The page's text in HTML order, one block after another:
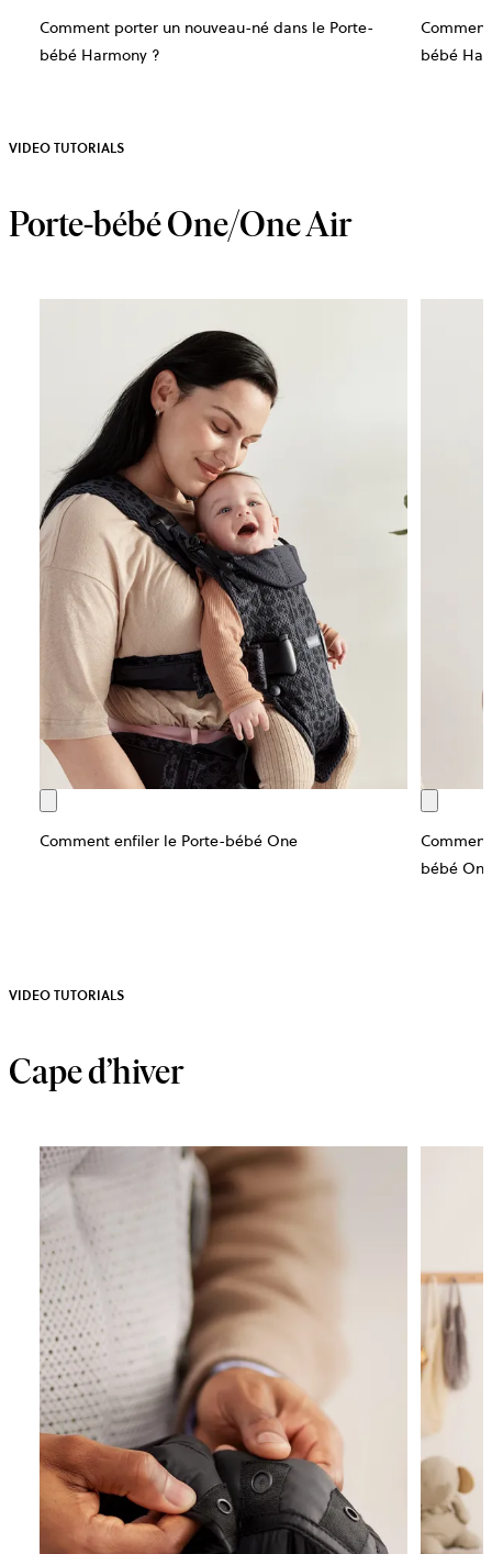
Comment porter un nouveau-né dans le Porte-
bébé Harmony ?
bébé
VIDEO TUTORIALS
Porte-bébé One/One Air
Comment enfiler le Porte-bébé One
bébé One
VIDEO TUTORIALS
Cape d’hiver